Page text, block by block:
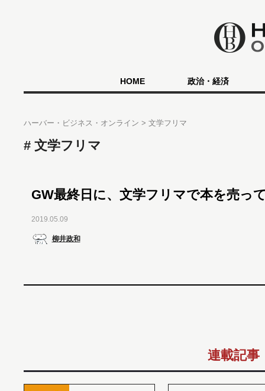
HOME 政治・経済
ハーバー・ビジネス・オンライン 文学フリマ
文学フリマ
GW最終日に、文学フリマで本を売っ
2019.05.09
柳井政和
連載記事